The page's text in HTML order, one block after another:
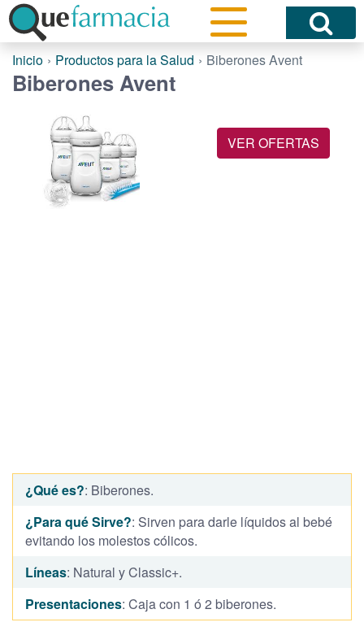
Inicio Productos para la Salud Biberones Avent
Biberones Avent
VER OFERTAS
¿Qué es?: Biberones.
¿Para qué Sirve?: Sirven para darle líquidos al bebé
evitando los molestos cólicos.
Líneas: Natural y Classic+.
Presentaciones: Caja con 1 ó 2 biberones.